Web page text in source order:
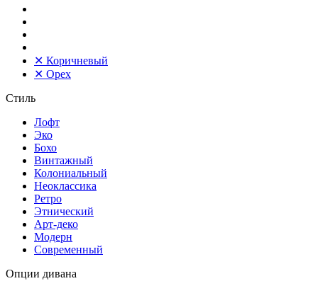
✕ Коричневый
✕ Орех
Стиль
Лофт
Эко
Бохо
Винтажный
Колониальный
Неоклассика
Ретро
Этнический
Арт-деко
Модерн
Современный
Опции дивана